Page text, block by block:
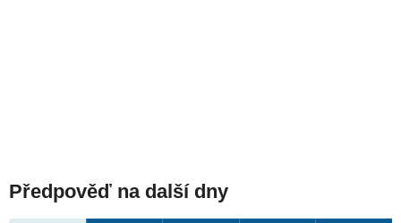
Předpověď na další dny